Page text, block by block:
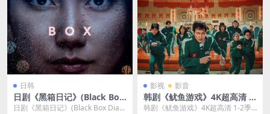
日韩
日剧《黑箱日记》(Black Box
Diaries)1080P超高清视频网
日剧《黑箱日记》(Black Box Diari
影视 影音
韩剧《鱿鱼游戏》4K超高清 1-
2季视频合集网盘下载
韩剧《鱿鱼游戏》4K超高清 1-2季